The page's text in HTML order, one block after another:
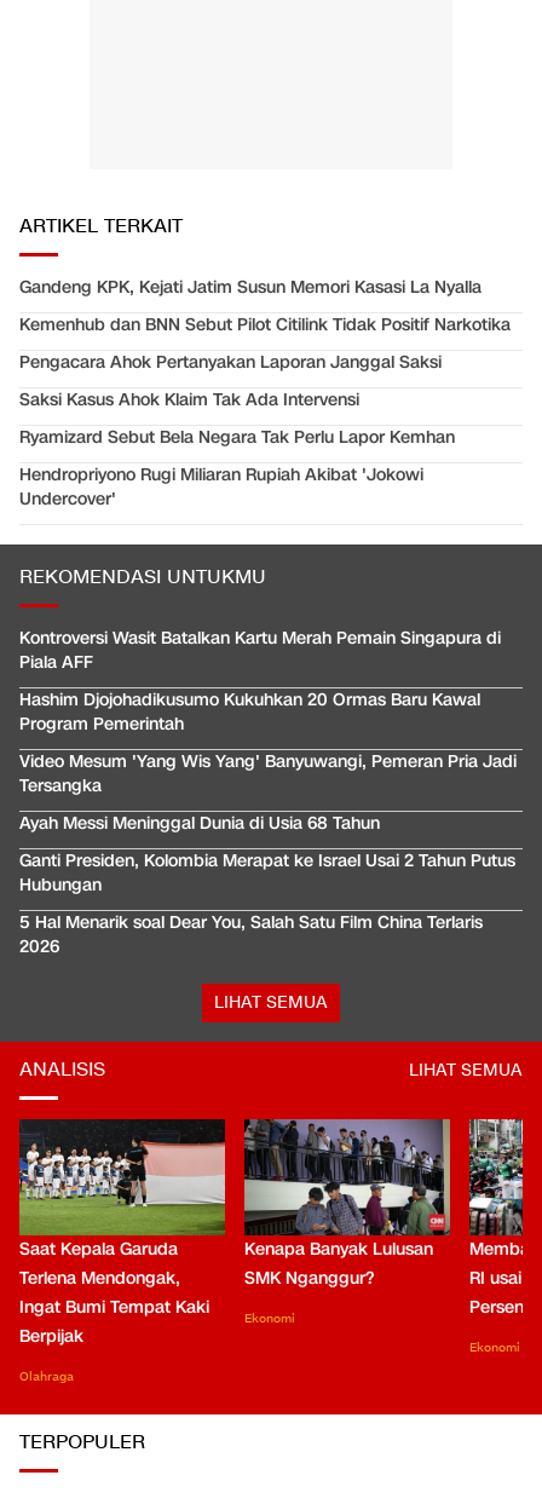
ARTIKEL TERKAIT
Gandeng KPK, Kejati Jatim Susun Memori Kasasi La Nyalla
Kemenhub dan BNN Sebut Pilot Citilink Tidak Positif Narkotika
Pengacara Ahok Pertanyakan Laporan Janggal Saksi
Saksi Kasus Ahok Klaim Tak Ada Intervensi
Ryamizard Sebut Bela Negara Tak Perlu Lapor Kemhan
Hendropriyono Rugi Miliaran Rupiah Akibat 'Jokowi
Undercover'
REKOMENDASI UNTUKMU
Kontroversi Wasit Batalkan Kartu Merah Pemain Singapura di
Piala AFF
Hashim Djojohadikusumo Kukuhkan 20 Ormas Baru Kawal
Program Pemerintah
Video Mesum 'Yang Wis Yang' Banyuwangi, Pemeran Pria Jadi
Tersangka
Ayah Messi Meninggal Dunia di Usia 68 Tahun
Ganti Presiden, Kolombia Merapat ke Israel Usai 2 Tahun Putus
Hubungan
5 Hal Menarik soal Dear You, Salah Satu Film China Terlaris
2026
LIHAT SEMUA
ANALISIS LIHAT SEMUA
Saat Kepala Garuda
Terlena Mendongak,
Ingat Bumi Tempat Kaki
Berpijak
Olahraga
Kenapa Banyak Lulusan
SMK Nganggur?
Ekonomi
RI usai
Persen
Ekonomi
TERPOPULER